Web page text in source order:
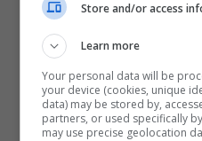
Store and/or access
Learn more
Your personal data will be
your device (cookies, unique
data) may be stored by,
partners, or used specifically
may use precise geolocation